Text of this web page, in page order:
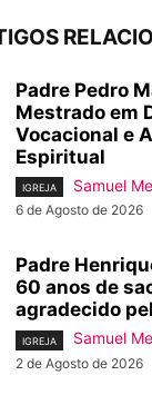
Padre Pedro
Mestrado em
Vocacional e
Espiritual
IGREJA Samuel
6 de Agosto de 2026
Padre
60 anos de
agradecido
IGREJA Samuel
2 de Agosto de 2026